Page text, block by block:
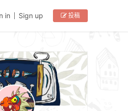
in Sign up 投稿